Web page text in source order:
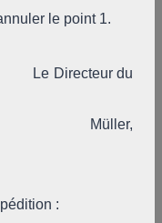
le point 1.
du
: